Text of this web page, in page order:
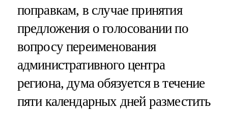
поправкам, в случае принятия
предложения о голосовании по
вопросу переименования
административного центра
региона, дума обязуется в течение
пяти календарных дней разместить